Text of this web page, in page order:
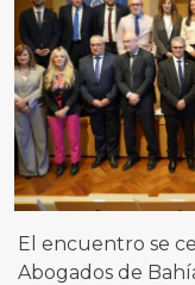
El encuentro se
Abogados de